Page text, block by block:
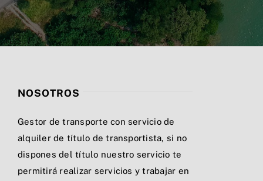
NOSOTROS
Gestor de transporte con servicio de
alquiler de título de transportista, si no
dispones del título nuestro servicio te
permitirá realizar servicios y trabajar en